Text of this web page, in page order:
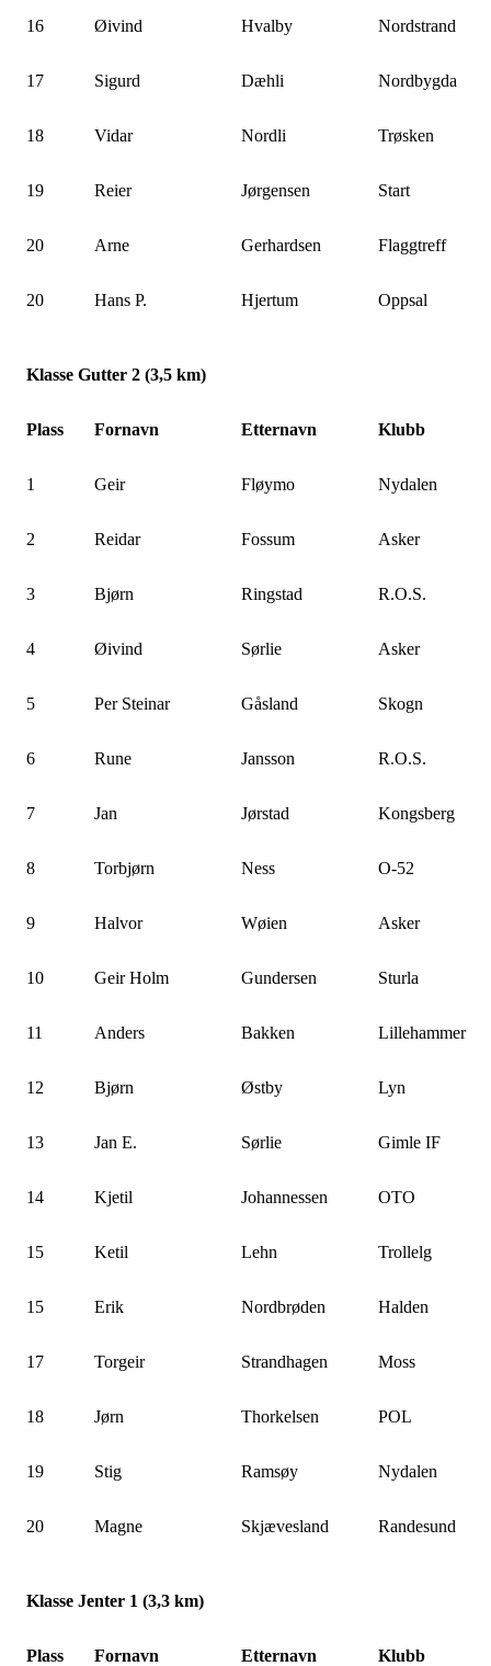
16 Øivind Hvalby Nordstrand
17 Sigurd Dæhli Nordbygda
18 Vidar Nordli Trøsken
19 Reier Jørgensen Start
20 Arne Gerhardsen Flaggtreff
20 Hans P. Hjertum Oppsal
Klasse Gutter 2 (3,5 km)
Plass Fornavn Etternavn Klubb
1 Geir Fløymo Nydalen
2 Reidar Fossum Asker
3 Bjørn Ringstad R.O.S.
4 Øivind Sørlie Asker
5 Per Steinar Gåsland Skogn
6 Rune Jansson R.O.S.
7 Jan Jørstad Kongsberg
8 Torbjørn Ness O-52
9 Halvor Wøien Asker
10 Geir Holm Gundersen Sturla
11 Anders Bakken Lillehammer
12 Bjørn Østby Lyn
13 Jan E. Sørlie Gimle IF
14 Kjetil Johannessen OTO
15 Ketil Lehn Trollelg
15 Erik Nordbrøden Halden
17 Torgeir Strandhagen Moss
18 Jørn Thorkelsen POL
19 Stig Ramsøy Nydalen
20 Magne Skjævesland Randesund
Klasse Jenter 1 (3,3 km)
Plass Fornavn Etternavn Klubb